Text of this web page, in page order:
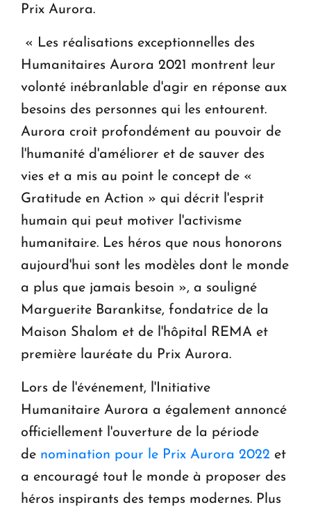
Prix Aurora.
« Les réalisations exceptionnelles des
Humanitaires Aurora 2021 montrent leur
volonté inébranlable d'agir en réponse aux
besoins des personnes qui les entourent.
Aurora croit profondément au pouvoir de
l'humanité d'améliorer et de sauver des
vies et a mis au point le concept de «
Gratitude en Action » qui décrit l'esprit
humain qui peut motiver l'activisme
humanitaire. Les héros que nous honorons
aujourd'hui sont les modèles dont le monde
a plus que jamais besoin », a souligné
Marguerite Barankitse, fondatrice de la
Maison Shalom et de l'hôpital REMA et
première lauréate du Prix Aurora.
Lors de l'événement, l'Initiative
Humanitaire Aurora a également annoncé
officiellement l'ouverture de la période
de nomination pour le Prix Aurora 2022 et
a encouragé tout le monde à proposer des
héros inspirants des temps modernes. Plus